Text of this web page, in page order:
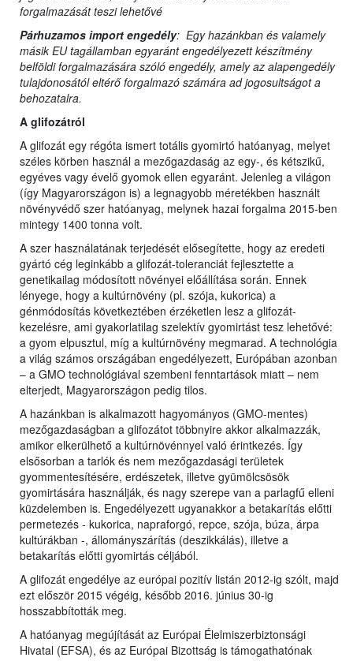
forgalmazását teszi lehetővé
Párhuzamos import engedély: Egy hazánkban és valamely
másik EU tagállamban egyaránt engedélyezett készítmény
belföldi forgalmazására szóló engedély, amely az alapengedély
tulajdonosától eltérő forgalmazó számára ad jogosultságot a
behozatalra.
A glifozátról
A glifozát egy régóta ismert totális gyomirtó hatóanyag, melyet
széles körben használ a mezőgazdaság az egy-, és kétszikű,
egyéves vagy évelő gyomok ellen egyaránt. Jelenleg a világon
(így Magyarországon is) a legnagyobb méretékben használt
növényvédő szer hatóanyag, melynek hazai forgalma 2015-ben
mintegy 1400 tonna volt.
A szer használatának terjedését elősegítette, hogy az eredeti
gyártó cég leginkább a glifozát-toleranciát fejlesztette a
genetikailag módosított növényei előállítása során. Ennek
lényege, hogy a kultúrnövény (pl. szója, kukorica) a
génmódosítás következtében érzéketlen lesz a glifozát-
kezelésre, ami gyakorlatilag szelektív gyomirtást tesz lehetővé:
a gyom elpusztul, míg a kultúrnövény megmarad. A technológia
a világ számos országában engedélyezett, Európában azonban
– a GMO technológiával szembeni fenntartások miatt – nem
elterjedt, Magyarországon pedig tilos.
A hazánkban is alkalmazott hagyományos (GMO-mentes)
mezőgazdaságban a glifozátot többnyire akkor alkalmazzák,
amikor elkerülhető a kultúrnövénnyel való érintkezés. Így
elsősorban a tarlók és nem mezőgazdasági területek
gyommentesítésére, erdészetek, illetve gyümölcsösök
gyomirtására használják, és nagy szerepe van a parlagfű elleni
küzdelemben is. Engedélyezett ugyanakkor a betakarítás előtti
permetezés - kukorica, napraforgó, repce, szója, búza, árpa
kultúrákban -, állományszárítás (deszikkálás), illetve a
betakarítás előtti gyomirtás céljából.
A glifozát engedélye az európai pozitív listán 2012-ig szólt, majd
ezt először 2015 végéig, később 2016. június 30-ig
hosszabbították meg.
A hatóanyag megújítását az Európai Élelmiszerbiztonsági
Hivatal (EFSA), és az Európai Bizottság is támogathatónak